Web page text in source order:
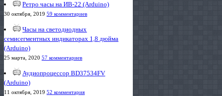
Ретро часы на ИВ-22 (Arduino)
30 октября, 2019 59 комментариев
Часы на светодиодных
семисегментных индикаторах 1,8 дюйма
(Arduino)
25 марта, 2020 57 комментариев
Аудиопроцессор BD37534FV
(Arduino)
11 октября, 2019 52 комментария